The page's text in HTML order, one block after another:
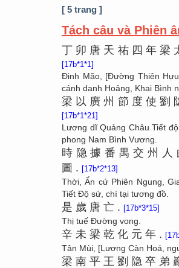
[ 5 trang ]
Tách câu và Phiên
丁 卯 唐 天 祐 四 年梁
[17b*1*1]
Đinh Mão, [Đường Thiên
cánh danh Hoảng, Khai Bình
梁 以 廣州 節 度 使劉
[17b*1*21]
Lương dĩ Quảng Châu Tiết
phong Nam Bình Vương.
時 隐據番 禺交州 人
圖 . [17b*2*13]
Thời, Ẩn cứ Phiên Ngung,
Tiết Độ sứ, chí tại tương đồ.
是 歲 唐 亡 . [17b*3*15]
Thị tuế Đường vong.
辛 未 梁 乾 化 元 年 .
Tân Mùi, [Lương Càn Hoá,
梁 南 平 王 劉 隐 卒 弟